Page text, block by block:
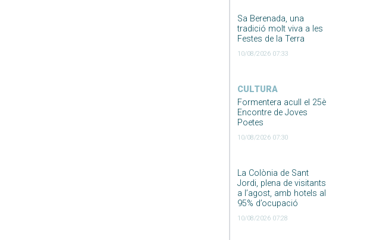
Sa Berenada, una
tradició molt viva a les
Festes de la Terra
10/08/2026 07:33
CULTURA
Formentera acull el 25è
Encontre de Joves
Poetes
10/08/2026 07:30
La Colònia de Sant
Jordi, plena de visitants
a l’agost, amb hotels al
95% d’ocupació
10/08/2026 07:28